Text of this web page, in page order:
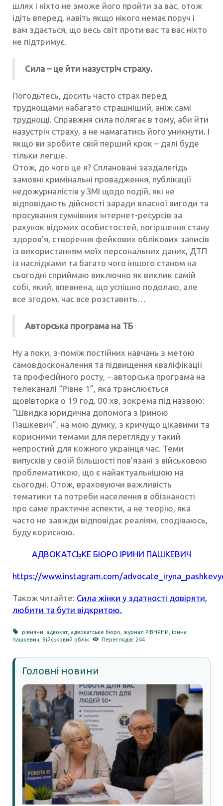
шлях і ніхто не зможе його пройти за вас, отож
ідіть вперед, навіть якщо нікого немає поруч і
вам здається, що весь світ проти вас та вас ніхто
не підтримує.
Сила – це йти назустріч страху.
Погодьтесь, досить часто страх перед
труднощами набагато страшніший, аніж самі
труднощі. Справжня сила полягає в тому, аби йти
назустріч страху, а не намагатись його уникнути. І
якщо ви зробите свій перший крок – далі буде
тільки легше.
Отож, до чого це я? Сплановані заздалегідь
замовні кримінальні провадження, публікації
недожурналістів у ЗМІ щодо подій, які не
відповідають дійсності заради власної вигоди та
просування сумнівних інтернет-ресурсів за
рахунок відомих особистостей, погіршення стану
здоров’я, створення фейкових облікових записів
із використанням моїх персональних даних, ДТП
із наслідками та багато чого іншого станом на
сьогодні сприймаю виключно як виклик самій
собі, який, впевнена, що успішно подолаю, але
все згодом, час все розставить…
Авторська програма на ТБ
Ну а поки, з-поміж постійних навчань з метою
самовдосконалення та підвищення кваліфікації
та професійного росту, – авторська програма на
телеканалі “Рівне 1”, яка транслюється
щовівторка о 19 год. 00 хв, зокрема під назвою:
“Швидка юридична допомога з Іриною
Пашкевич”, на мою думку, з кричущо цікавими та
корисними темами для перегляду у такий
непростий для кожного українця час. Теми
випусків у своїй більшості пов’язані з військовою
проблематикою, що є найактуальнішою на
сьогодні. Отож, враховуючи важливість
тематики та потреби населення в обізнаності
про саме практичні аспекти, а не теорію, яка
часто не завжди відповідає реаліям, сподіваюсь,
буду корисною.
АДВОКАТСЬКЕ БЮРО ІРИНИ ПАШКЕВИЧ
https://www.instagram.com/
Також читайте: Сила жінки у здатності довіряти,
любити та бути відкритою.
рівняни адвокат адвокатське бюро журнал РІВНЯНИ ,ірина
пашкевич Військовий облік Переглядів: 244
Головні новини